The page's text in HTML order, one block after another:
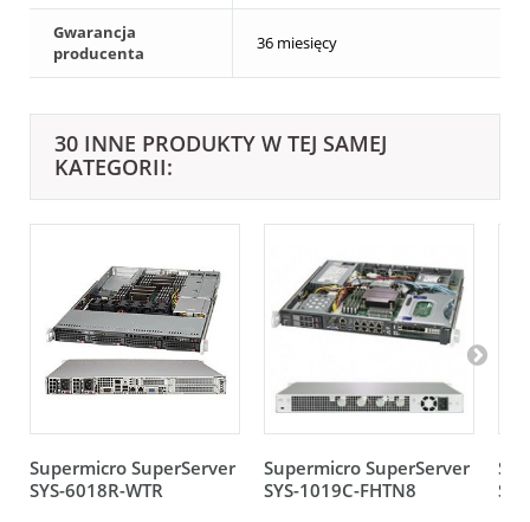
Gwarancja
producenta
36 miesięcy
30 INNE PRODUKTY W TEJ SAMEJ
KATEGORII:
Supermicro SuperServer
SYS-6018R-WTR
Supermicro SuperServer
SYS-1019C-FHTN8